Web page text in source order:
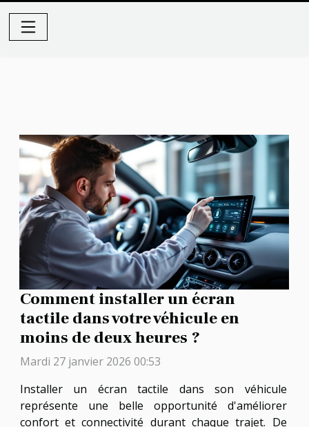
Comment installer un écran
tactile dans votre véhicule en
moins de deux heures ?
Mardi 27 janvier 2026 00:53
Installer un écran tactile dans son véhicule
représente une belle opportunité d'améliorer
confort et connectivité durant chaque trajet. De